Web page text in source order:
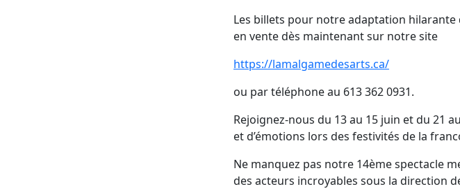
Les billets pour notre adaptation hilarante
en vente dès maintenant sur notre site
https://lamalgamedesarts.ca/
ou par téléphone au 613 362 0931.
Rejoignez-nous du 13 au 15 juin et du 21
et d’émotions lors des festivités de la
Ne manquez pas notre 14ème spectacle
des acteurs incroyables sous la direction